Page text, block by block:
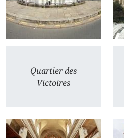
Quartier des
Victoires